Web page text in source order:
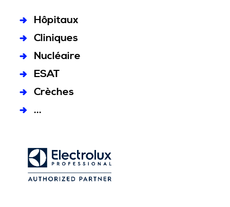
Hôpitaux
Cliniques
Nucléaire
ESAT
Crèches
...